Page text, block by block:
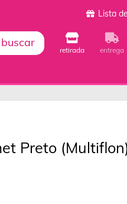
Lista
buscar
retirada entrega
Preto